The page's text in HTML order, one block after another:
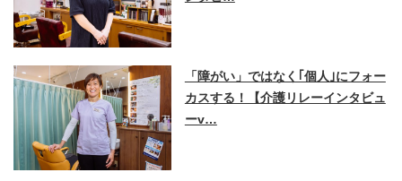
「障がい」ではなく｢個人｣にフォー
カスする！【介護リレーインタビュ
ーv…